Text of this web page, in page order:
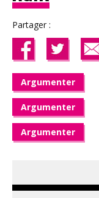
Partager :
Argumenter
Argumenter
Argumenter